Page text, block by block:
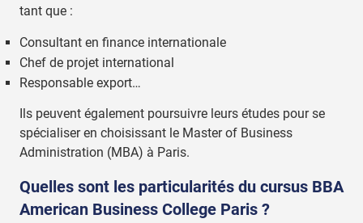
tant que :
Consultant en finance internationale
Chef de projet international
Responsable export…
Ils peuvent également poursuivre leurs études pour se
spécialiser en choisissant le Master of Business
Administration (MBA) à Paris.
Quelles sont les particularités du cursus BBA
American Business College Paris ?